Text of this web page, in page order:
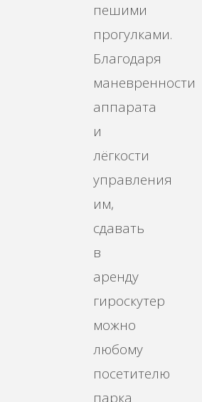
пешими
прогулками.
Благодаря
маневренности
аппарата
и
лёгкости
управления
им,
сдавать
в
аренду
гироскутер
можно
любому
посетителю
парка